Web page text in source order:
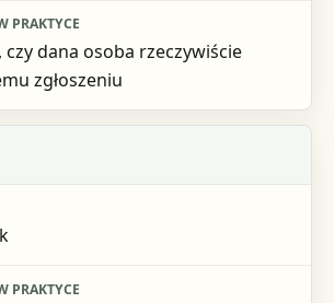
czy dana osoba rzeczywiście
zgłoszeniu